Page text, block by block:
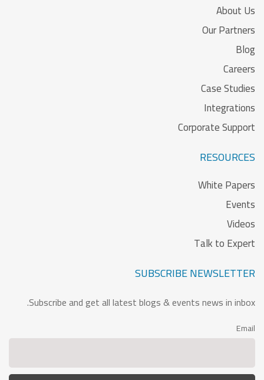
About Us
Our Partners
Blog
Careers
Case Studies
Integrations
Corporate Support
RESOURCES
White Papers
Events
Videos
Talk to Expert
SUBSCRIBE NEWSLETTER
Subscribe and get all latest blogs & events news in inbox.
Email